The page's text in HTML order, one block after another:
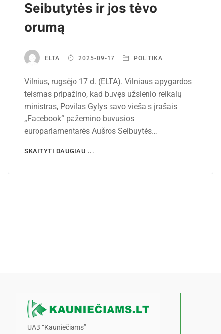
Seibutytės ir jos tėvo
orumą
ELTA 2025-09-17 POLITIKA
Vilnius, rugsėjo 17 d. (ELTA). Vilniaus apygardos
teismas pripažino, kad buvęs užsienio reikalų
ministras, Povilas Gylys savo viešais įrašais
„Facebook“ pažemino buvusios
europarlamentarės Aušros Seibuytės…
SKAITYTI DAUGIAU ...
UAB “Kauniečiams”